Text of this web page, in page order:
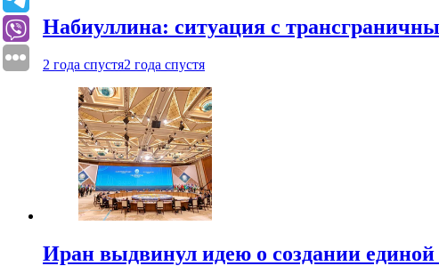
Набиуллина: ситуация с
2 года спустя2 года спустя
Иран выдвинул идею о создании